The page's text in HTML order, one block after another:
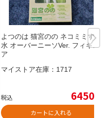
よつのは 猫宮のの ネコミミすく
水 オーバーニーソVer. フィギュ
ア
マイストア在庫： 1717
税込 6450
カートに入れる